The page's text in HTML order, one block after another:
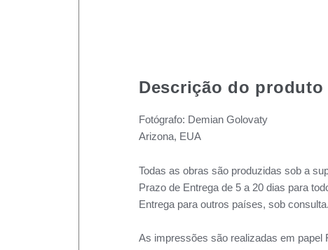
Descrição do produto
Fotógrafo: Demian Golovaty
Arizona, EUA
Todas as obras são produzidas sob a
Prazo de Entrega de 5 a 20 dias para
Entrega para outros países, sob consulta.
As impressões são realizadas em papel